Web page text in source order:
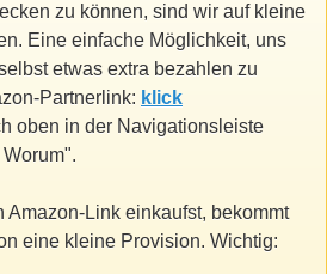
zu können, sind wir auf kleine
Eine einfache Möglichkeit, uns
etwas extra bezahlen zu
Partnerlink: klick
oben in der Navigationsleiste
Amazon-Link einkaufst, bekommt
eine kleine Provision. Wichtig: